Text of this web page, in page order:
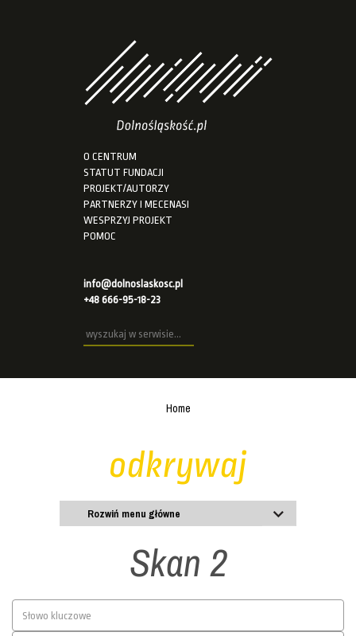
O CENTRUM
STATUT FUNDACJI
PROJEKT/AUTORZY
PARTNERZY I MECENASI
WESPRZYJ PROJEKT
POMOC
info@dolnoslaskosc.pl
+48 666-95-18-23
Home
odkrywaj
Rozwiń menu główne
Skan 2